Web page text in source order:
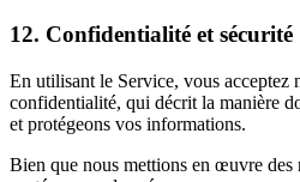
12. Confidentialité et sécurité
En utilisant le Service, vous acceptez
confidentialité, qui décrit la manière
et protégeons vos informations.
Bien que nous mettions en œuvre des